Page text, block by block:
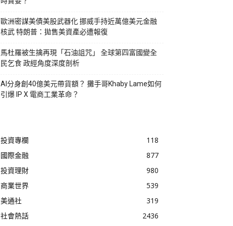
歐洲密謀美債美股武器化 挪威手持近萬億美元金融
核武 特朗普：拋售美資產必遭報復
馬杜羅被生擒再現「石油詛咒」 全球第四富國變全
民乞食 政經角度深度剖析
AI分身創40億美元帶貨額？ 攤手哥Khaby Lame如何
引爆 IP X 電商工業革命？
投資專欄
118
國際金融
877
投資理財
980
商業世界
539
美通社
319
社會熱話
2436